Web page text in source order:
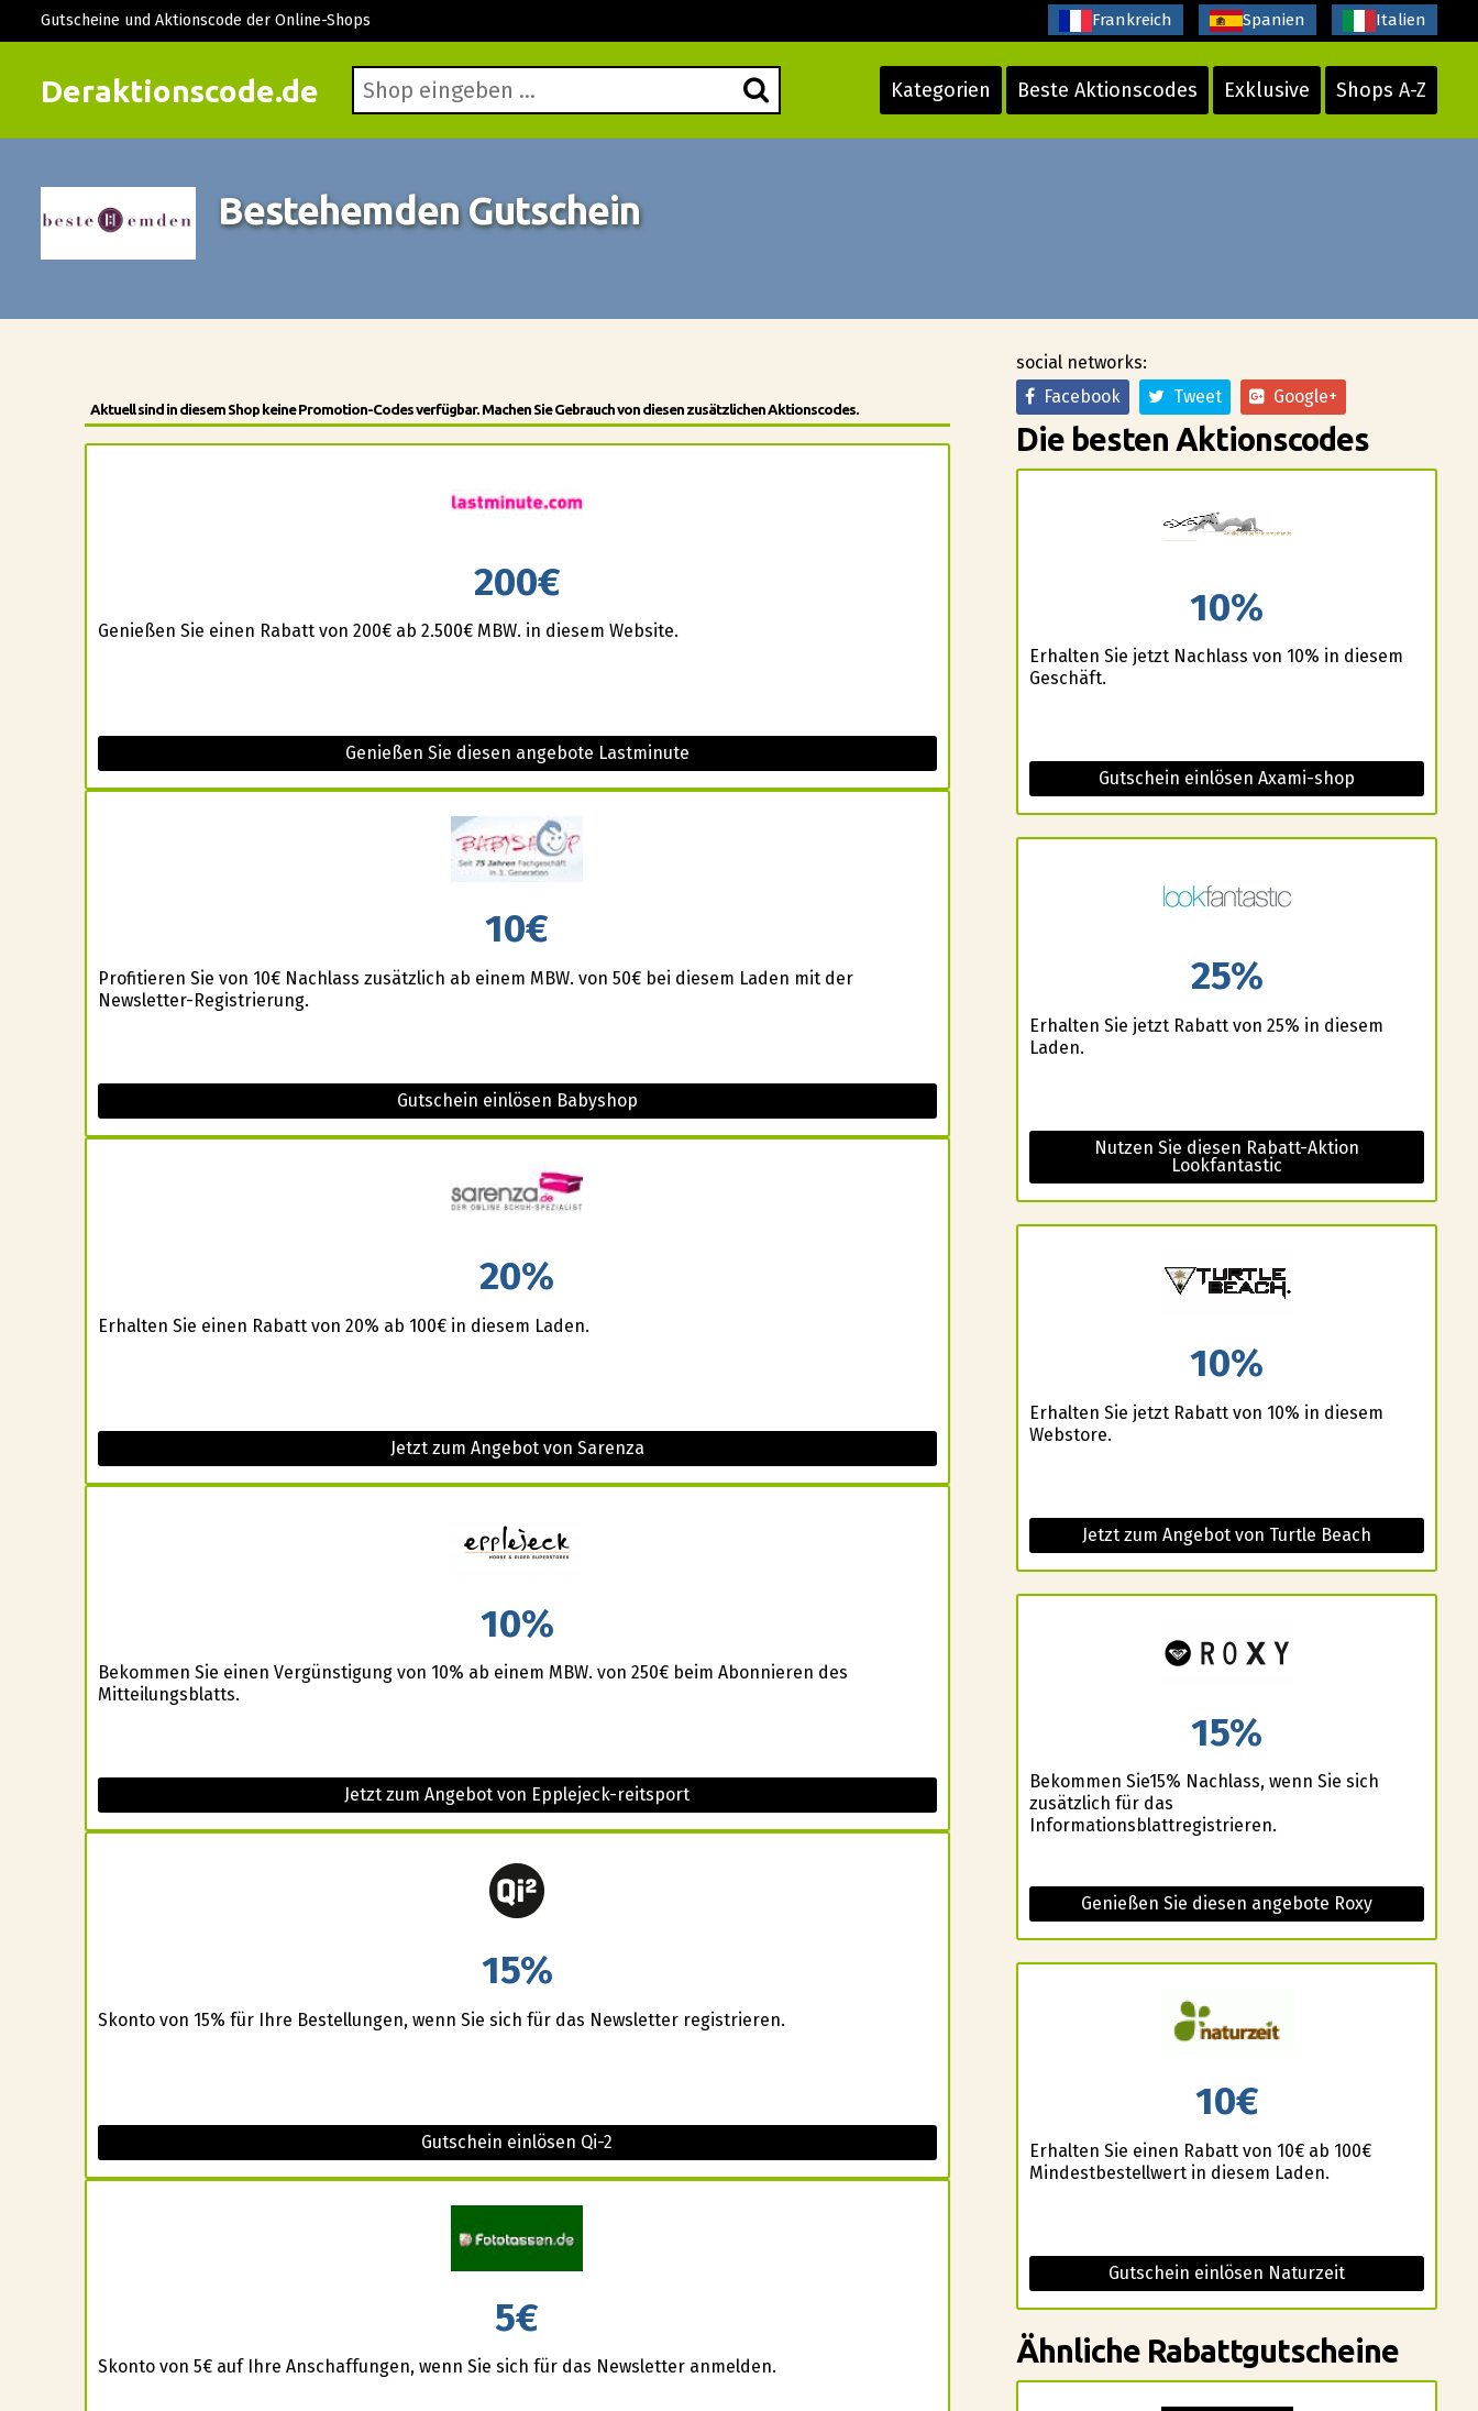
Deraktionscode.de Kategorien Beste Aktionscodes Exklusive Shops A-Z
Gutscheine und Aktionscode der Online-Shops Frankreich Spanien Italien
Bestehemden Gutschein
Aktuell sind in diesem Shop keine Promotion-Codes verfügbar. Machen Sie Gebrauch von diesen zusätzlichen Aktionscodes.
200€
Genießen Sie einen Rabatt von 200€ ab 2.500€ MBW. in diesem Website.
Genießen Sie diesen angebote Lastminute
10€
Profitieren Sie von 10€ Nachlass zusätzlich ab einem MBW. von 50€ bei diesem Laden mit der
Newsletter-Registrierung.
Gutschein einlösen Babyshop
20%
Erhalten Sie einen Rabatt von 20% ab 100€ in diesem Laden.
Jetzt zum Angebot von Sarenza
10%
Bekommen Sie einen Vergünstigung von 10% ab einem MBW. von 250€ beim Abonnieren des
Mitteilungsblatts.
Jetzt zum Angebot von Epplejeck-reitsport
15%
Skonto von 15% für Ihre Bestellungen, wenn Sie sich für das Newsletter registrieren.
Gutschein einlösen Qi-2
5€
Skonto von 5€ auf Ihre Anschaffungen, wenn Sie sich für das Newsletter anmelden.
social networks:
Facebook
Tweet Google+
Die besten Aktionscodes
10%
Erhalten Sie jetzt Nachlass von 10% in diesem
Geschäft.
Gutschein einlösen Axami-shop
25%
Erhalten Sie jetzt Rabatt von 25% in diesem
Laden.
Nutzen Sie diesen Rabatt-Aktion
Lookfantastic
10%
Erhalten Sie jetzt Rabatt von 10% in diesem
Webstore.
Jetzt zum Angebot von Turtle Beach
15%
Bekommen Sie15% Nachlass, wenn Sie sich
zusätzlich für das
Informationsblattregistrieren.
Genießen Sie diesen angebote Roxy
10€
Erhalten Sie einen Rabatt von 10€ ab 100€
Mindestbestellwert in diesem Laden.
Gutschein einlösen Naturzeit
Ähnliche Rabattgutscheine